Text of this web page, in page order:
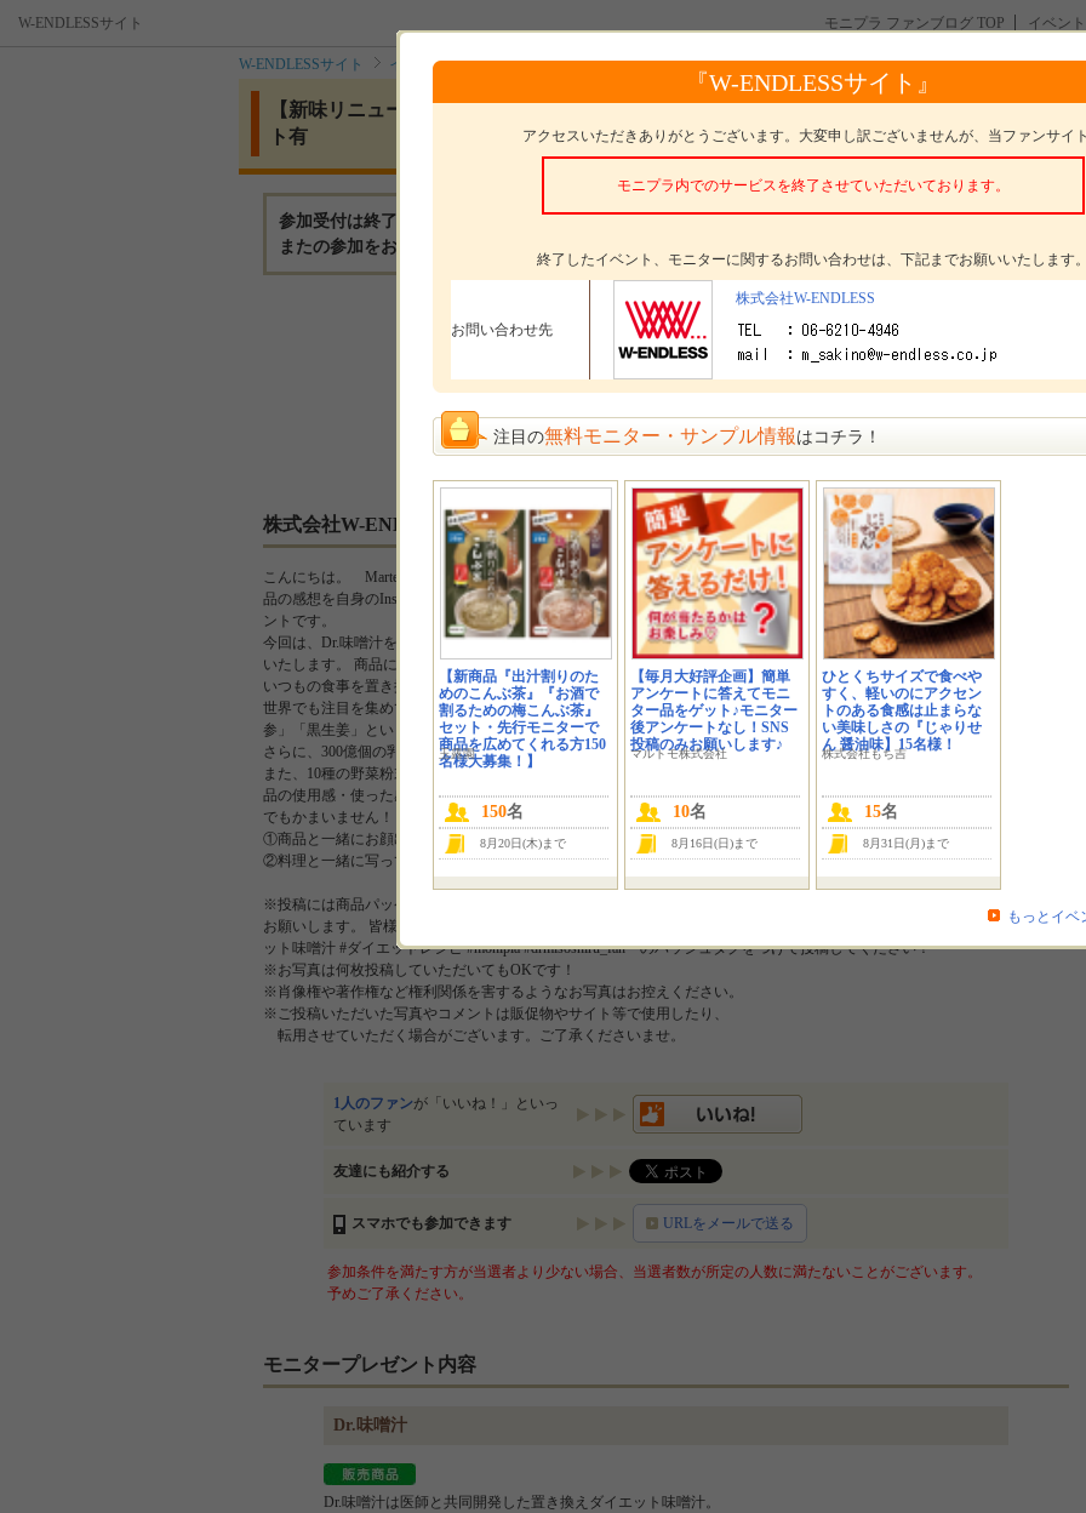
W-ENDLESSサイト モニプラ ファンブログ TOP イベン
W-ENDLESSサイト イベント 【新味リニューアル】Dr.味噌汁のインスタ投稿モニター200名様募集！※商品到着後アンケー
『W-ENDLESSサイト』
アクセスいただきありがとうございます。大変申し訳ございませんが、当ファンサイ
モニプラ内でのサービスを終了させていただいております。
終了したイベント、モニターに関するお問い合わせは、下記までお願いいたします。
お問い合わせ先
株式会社W-ENDLESS
注目の無料モニター・サンプル情報 はコチラ！
【新商品『出汁割りのた
めのこんぶ茶』『お酒で
割るための梅こんぶ茶』
セット・先行モニターで
商品を広めてくれる方150
名様大募集！】
玉露園
150名
8月20日(木)まで
【毎月大好評企画】簡単
アンケートに答えてモニ
ター品をゲット♪モニター
後アンケートなし！SNS
投稿のみお願いします♪
マルトモ株式会社
10名
8月16日(日)まで
ひとくちサイズで食べや
すく、軽いのにアクセン
トのある食感は止まらな
い美味しさの『じゃりせ
ん 醤油味】15名様！
株式会社もち吉
15名
8月31日(月)まで
もっとイベ
【新味リニューアル】Dr.味噌汁のインスタ投稿モニター200名様募集！※商品到着後アンケー
ト有
参加受付は終了いたしました。
またの参加をお待ちしております。
モニタープレゼント Dr.味噌汁
200名
選考方法 選考 発表日： 7月2日(金)
株式会社W-ENDLESSからのメッセージ
こんにちは。 Marte shopです。 今回は、「Dr.味噌汁」を200名様にプレゼント致します♪※モニターに選ばれた方は、商
品の感想を自身のInstagramでご紹介くださいますようお願いします。 イベント概要 Dr.味噌汁を200名にお試しいただくイベ
ントです。
今回は、Dr.味噌汁をお試しいただきまして、ご自身のInstagramに詳細（写真付き）で感想を書いてくださる方を200名募集
いたします。 商品について Dr.味噌汁は医師と共同開発した置き換えダイエット味噌汁。
いつもの食事を置き換えてカロリーコントロールをする方を応援します！
世界でも注目を集めている日本のスーパーフード味噌を使っているのはもちろん、とろみがあるのが特徴です。 「高麗人
参」「黒生姜」という美容・健康食材が入っていることがポイント。
さらに、300億個の乳酸菌、7種の穀物麹を配合。
また、10種の野菜粉末も配合しているので栄養面もサポートします！ 詳細はコチラ！ 投稿例 投稿画像につきましては、商
品の使用感・使った感想を一緒にレポートをお願いします。 以下①、②、③いずれかの投稿をお願いします！もちろん全て
でもかまいません！
①商品と一緒にお顔出し ※商品パッケージの文字が反転しないようにお気を付けください。
②料理と一緒に写っている
※投稿には商品パッケージを映すようお願いします。 ③夫婦でDr.味噌汁を飲んでいる ※商品パッケージが映るように撮影
お願いします。 皆様のご応募お待ちしております♪ 注意事項 ※Instagramに投稿する際には #dr味噌汁 #drmisoshiru #ダイエ
ット味噌汁 #ダイエットレシピ #monipla #drmisoshiru_fan のハッシュタグをつけて投稿してください！
※お写真は何枚投稿していただいてもOKです！
※肖像権や著作権など権利関係を害するようなお写真はお控えください。
※ご投稿いただいた写真やコメントは販促物やサイト等で使用したり、
転用させていただく場合がございます。ご了承くださいませ。
1人のファンが「いいね！」といっ
ています
友達にも紹介する
スマホでも参加できます URLをメールで送る
参加条件を満たす方が当選者より少ない場合、当選者数が所定の人数に満たないことがございます。
予めご了承ください。
モニタープレゼント内容
Dr.味噌汁
Dr.味噌汁は医師と共同開発した置き換えダイエット味噌汁。